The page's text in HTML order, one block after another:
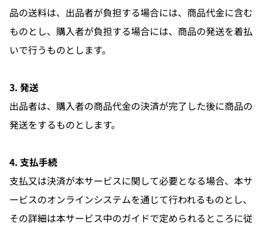
品の送料は、出品者が負担する場合には、商品代金に含む
ものとし、購入者が負担する場合には、商品の発送を着払
いで行うものとします。
3. 発送
出品者は、購入者の商品代金の決済が完了した後に商品の
発送をするものとします。
4. 支払手続
支払又は決済が本サービスに関して必要となる場合、本サ
ービスのオンラインシステムを通じて行われるものとし、
その詳細は本サービス中のガイドで定められるところに従